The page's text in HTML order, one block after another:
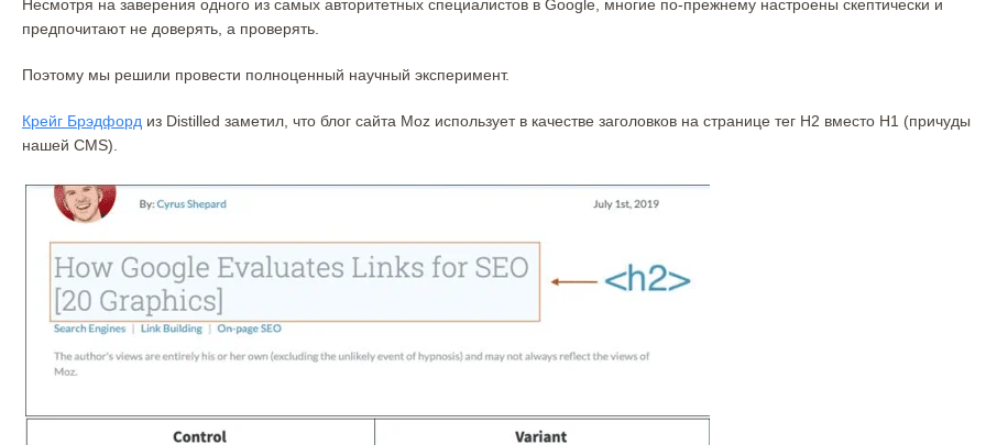
Несмотря на заверения одного из самых авторитетных специалистов в Google, многие по-прежнему настроены скептически и
предпочитают не доверять, а проверять.
Поэтому мы решили провести полноценный научный эксперимент.
Крейг Брэдфорд из Distilled заметил, что блог сайта Moz использует в качестве заголовков на странице тег H2 вместо H1 (причуды
нашей CMS).